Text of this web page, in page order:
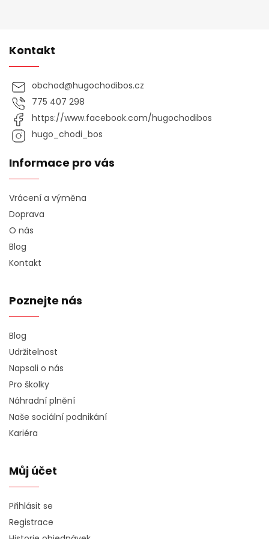
Kontakt
obchod@hugochodibos.cz
775 407 298
https://www.facebook.com/hugochodibos
hugo_chodi_bos
Informace pro vás
Vrácení a výměna
Doprava
O nás
Blog
Kontakt
Poznejte nás
Blog
Udržitelnost
Napsali o nás
Pro školky
Náhradní plnění
Naše sociální podnikání
Kariéra
Můj účet
Přihlásit se
Registrace